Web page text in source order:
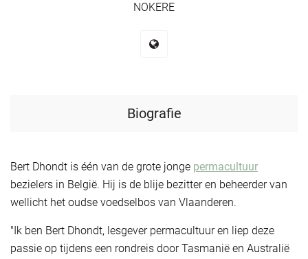
Biografie
Bert Dhondt is één van de grote jonge permacultuur
bezielers in België. Hij is de blije bezitter en beheerder van
wellicht het oudse voedselbos van Vlaanderen.
"Ik ben Bert Dhondt, lesgever permacultuur en liep deze
passie op tijdens een rondreis door Tasmanië en Australië
NOKERE